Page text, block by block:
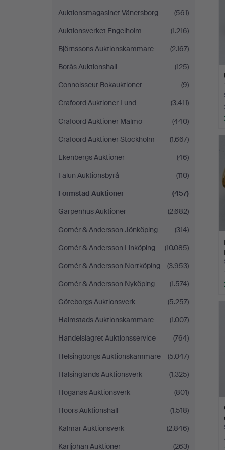
Auktionsmagasinet Vänersborg
(561)
Auktionsverket Engelholm
(1.216)
Björnssons Auktionskammare
(2.167)
Borås Auktionshall
(125)
Connoisseur Bokauktioner
(9)
Crafoord Auktioner Lund
(3.411)
Crafoord Auktioner Malmö
(440)
Crafoord Auktioner Stockholm
(1.667)
Ekenbergs Auktioner
(46)
Falun Auktionsbyrå
(110)
Formstad Auktioner
(457)
Garpenhus Auktioner
(2.682)
Gomér & Andersson Jönköping
(314)
Gomér & Andersson Linköping
(10.085)
Gomér & Andersson Norrköping
(3.953)
Gomér & Andersson Nyköping
(1.574)
Göteborgs Auktionsverk
(5.257)
Halmstads Auktionskammare
(1.007)
Handelslagret Auktionsservice
(764)
Helsingborgs Auktionskammare
(5.047)
Hälsinglands Auktionsverk
(1.325)
Höganäs Auktionsverk
(801)
Höörs Auktionshall
(1.518)
Kalmar Auktionsverk
(2.846)
Karljohan Auktioner
(263)